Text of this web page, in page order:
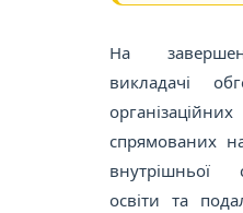
На
викладачі
спрямованих
внутрішньої
освіти та